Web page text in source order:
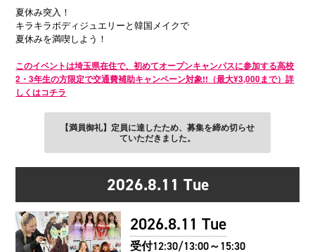
夏休み突入！
キラキラボディジュエリーと韓国メイクで
夏休みを満喫しよう！
このイベントは埼玉県在住で、初めてオープンキャンパスに参加する高校
2・3年生の方限定で交通費補助キャンペーン対象!!（最大¥3,000まで）詳
しくはコチラ
【満員御礼】定員に達したため、募集を締め切らせ
ていただきました。
2026.8.11 Tue
2026.8.11 Tue
受付12:30/13:00～15:30